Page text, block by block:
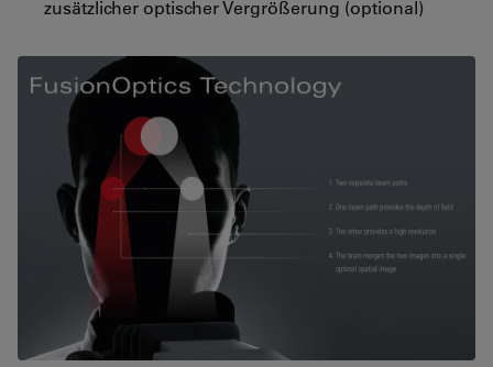
zusätzlicher optischer Vergrößerung (optional)